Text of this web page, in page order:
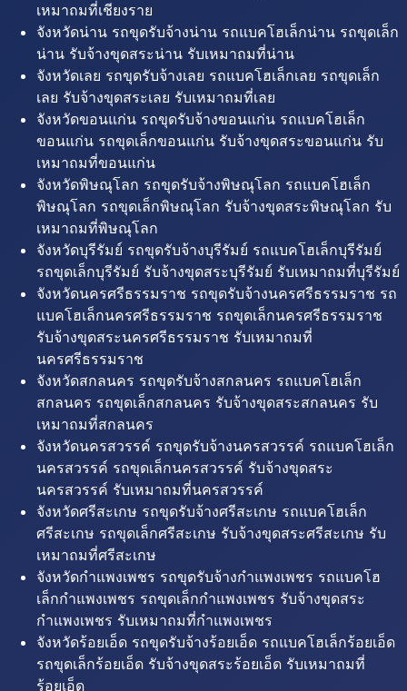
เหมาถมที่เชียงราย
จังหวัดน่าน รถขุดรับจ้างน่าน รถแบคโฮเล็กน่าน รถขุดเล็ก
น่าน รับจ้างขุดสระน่าน รับเหมาถมที่น่าน
จังหวัดเลย รถขุดรับจ้างเลย รถแบคโฮเล็กเลย รถขุดเล็ก
เลย รับจ้างขุดสระเลย รับเหมาถมที่เลย
จังหวัดขอนแก่น รถขุดรับจ้างขอนแก่น รถแบคโฮเล็ก
ขอนแก่น รถขุดเล็กขอนแก่น รับจ้างขุดสระขอนแก่น รับ
เหมาถมที่ขอนแก่น
จังหวัดพิษณุโลก รถขุดรับจ้างพิษณุโลก รถแบคโฮเล็ก
พิษณุโลก รถขุดเล็กพิษณุโลก รับจ้างขุดสระพิษณุโลก รับ
เหมาถมที่พิษณุโลก
จังหวัดบุรีรัมย์ รถขุดรับจ้างบุรีรัมย์ รถแบคโฮเล็กบุรีรัมย์
รถขุดเล็กบุรีรัมย์ รับจ้างขุดสระบุรีรัมย์ รับเหมาถมที่บุรีรัมย์
จังหวัดนครศรีธรรมราช รถขุดรับจ้างนครศรีธรรมราช รถ
แบคโฮเล็กนครศรีธรรมราช รถขุดเล็กนครศรีธรรมราช
รับจ้างขุดสระนครศรีธรรมราช รับเหมาถมที่
นครศรีธรรมราช
จังหวัดสกลนคร รถขุดรับจ้างสกลนคร รถแบคโฮเล็ก
สกลนคร รถขุดเล็กสกลนคร รับจ้างขุดสระสกลนคร รับ
เหมาถมที่สกลนคร
จังหวัดนครสวรรค์ รถขุดรับจ้างนครสวรรค์ รถแบคโฮเล็ก
นครสวรรค์ รถขุดเล็กนครสวรรค์ รับจ้างขุดสระ
นครสวรรค์ รับเหมาถมที่นครสวรรค์
จังหวัดศรีสะเกษ รถขุดรับจ้างศรีสะเกษ รถแบคโฮเล็ก
ศรีสะเกษ รถขุดเล็กศรีสะเกษ รับจ้างขุดสระศรีสะเกษ รับ
เหมาถมที่ศรีสะเกษ
จังหวัดกำแพงเพชร รถขุดรับจ้างกำแพงเพชร รถแบคโฮ
เล็กกำแพงเพชร รถขุดเล็กกำแพงเพชร รับจ้างขุดสระ
กำแพงเพชร รับเหมาถมที่กำแพงเพชร
จังหวัดร้อยเอ็ด รถขุดรับจ้างร้อยเอ็ด รถแบคโฮเล็กร้อยเอ็ด
รถขุดเล็กร้อยเอ็ด รับจ้างขุดสระร้อยเอ็ด รับเหมาถมที่
ร้อยเอ็ด